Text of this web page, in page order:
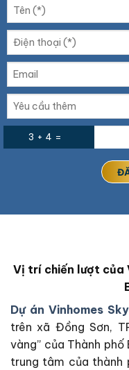
3 + 4 =
Vị trí chiến lượt của
Dự án Vinhomes
trên xã Đồng Sơn,
vàng” của Thành
trung tâm của thành